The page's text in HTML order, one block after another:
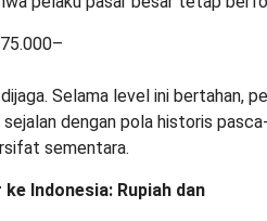
Selama level ini bertahan,
dengan pola historis
sementara.
Indonesia: Rupiah dan